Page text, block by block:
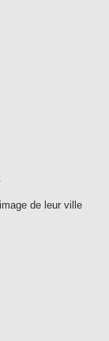
de leur ville